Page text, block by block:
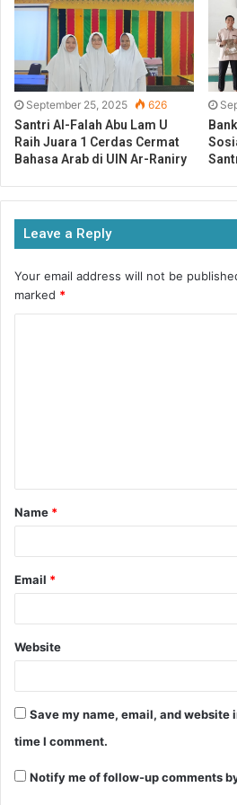
jangan pernah berhenti untuk
adalah pembelajaran.”
Ketua Yayasan Abu Lam U, Drh.
juga mengucapkan terima kasih
atas kepercayaan yang telah
Ia menekankan pentingnya
wali untuk terus menyebarkan
keberhasilan lembaga.
AYAH/BUNDA YANG
MEMPERCAYAKAN
SUNGGUH
ANANDA SEKALIAN,
AYAH/BUNDA BESERTA
TAK PERNAH TERHENTI.
JAZAAKUMULLAH”,
Upacara wisuda diakhiri dengan
September 25, 2025 626
Santri Al-Falah Abu Lam U
Raih Juara 1 Cerdas Cermat
Bahasa Arab di UIN Ar-Raniry
Leave a Reply
Your email address will not be
marked *
Name *
Email *
Website
Save my name, email, and website
time I comment.
Notify me of follow-up comments